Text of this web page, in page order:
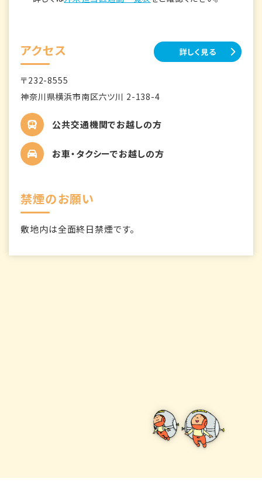
アクセス 詳しく見る
〒232-8555
神奈川県横浜市南区六ツ川 2-138-4
公共交通機関でお越しの方
お車・タクシーでお越しの方
禁煙のお願い
敷地内は全面終日禁煙です。